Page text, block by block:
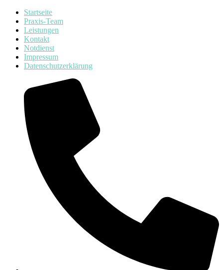
Startseite
Praxis-Team
Leistungen
Kontakt
Notdienst
Impressum
Datenschutzerklärung